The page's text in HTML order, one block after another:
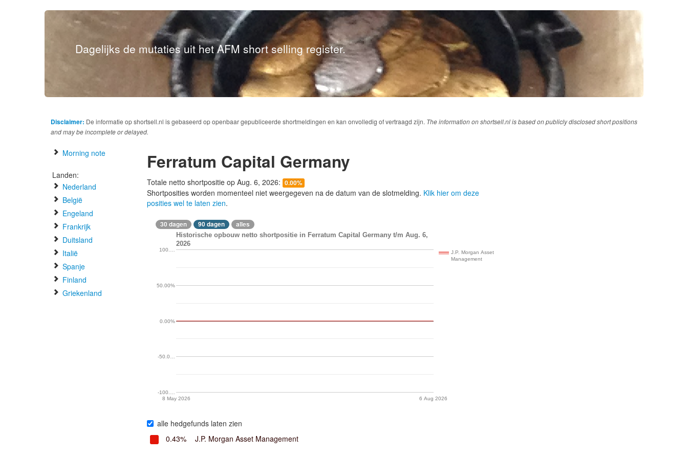
Dagelijks de mutaties uit het AFM short selling register.
Disclaimer: De informatie op shortsell.nl is gebaseerd op openbaar gepubliceerde shortmeldingen en kan onvolledig of vertraagd zijn. The information on shortsell.nl is based on publicly disclosed short positions
and may be incomplete or delayed.
Morning note
Landen:
Nederland
België
Engeland
Frankrijk
Duitsland
Italië
Spanje
Finland
Griekenland
Ferratum Capital Germany
Totale netto shortpositie op Aug. 6, 2026: 0.00%
Shortposities worden momenteel niet weergegeven na de datum van de slotmelding. Klik hier om deze
posities wel te laten zien.
30 dagen 90 dagen alles
Historische opbouw netto shortpositie in Ferratum Capital Germany t/m Aug. 6,
2026
J.P. Morgan Asset
Management
8 May 2026 6 Aug 2026
-100.…
-50.0…
0.00%
50.00%
100.…
alle hedgefunds laten zien
0.43%
J.P. Morgan Asset Management